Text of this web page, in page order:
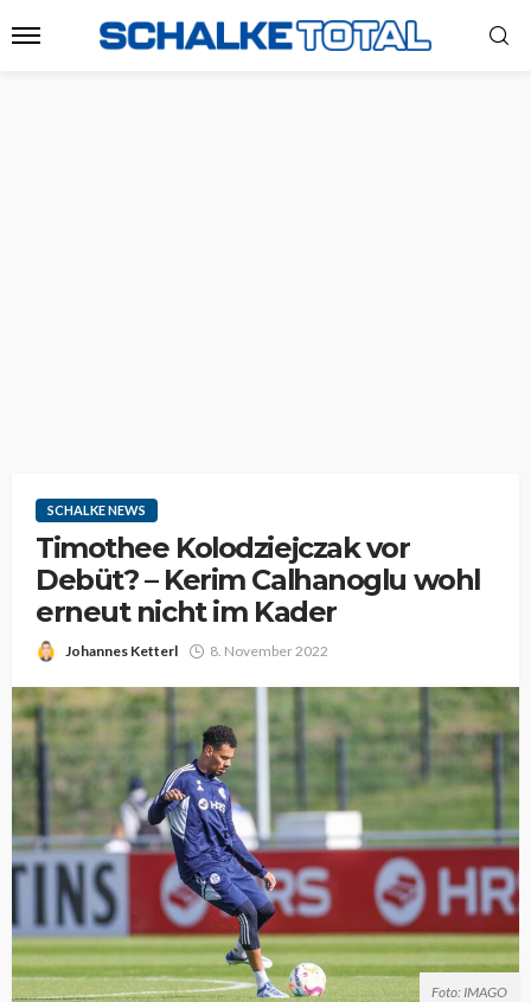
SCHALKE NEWS
Timothee Kolodziejczak vor
Debüt? – Kerim Calhanoglu wohl
erneut nicht im Kader
Johannes Ketterl 8. November 2022
Foto: IMAGO